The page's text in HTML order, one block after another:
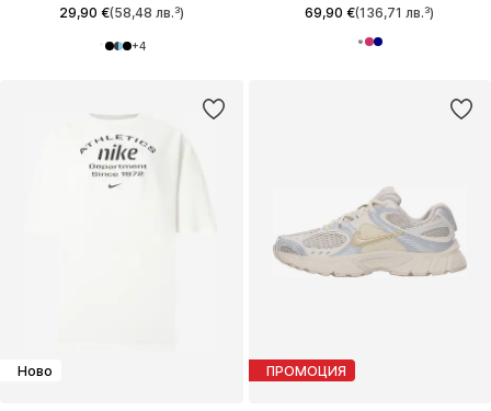
29,90 €(58,48 лв.³)
+4
69,90 €(136,71 лв.³)
Ново ПРОМОЦИЯ